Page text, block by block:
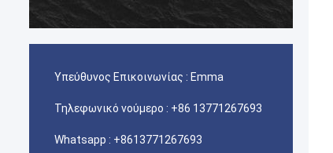
Υπεύθυνος Επικοινωνίας : Emma
Τηλεφωνικό νούμερο : +86 13771267693
Whatsapp : +8613771267693